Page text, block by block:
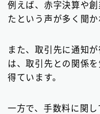
例えば、赤字決算や
たという声が多く聞か
また、取引先に通知
は、取引先との関係
得ています。
一方で、手数料に関